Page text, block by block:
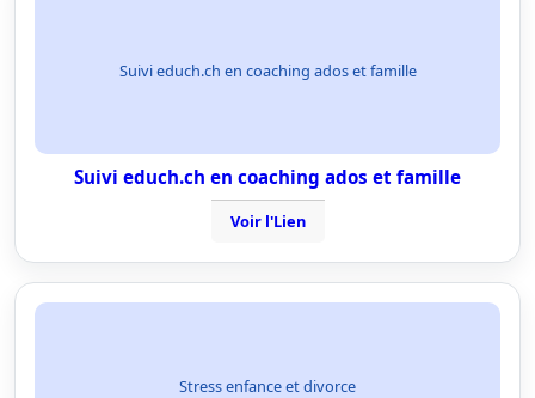
Suivi educh.ch en coaching ados et famille
Suivi educh.ch en coaching ados et famille
Voir l'Lien
Stress enfance et divorce